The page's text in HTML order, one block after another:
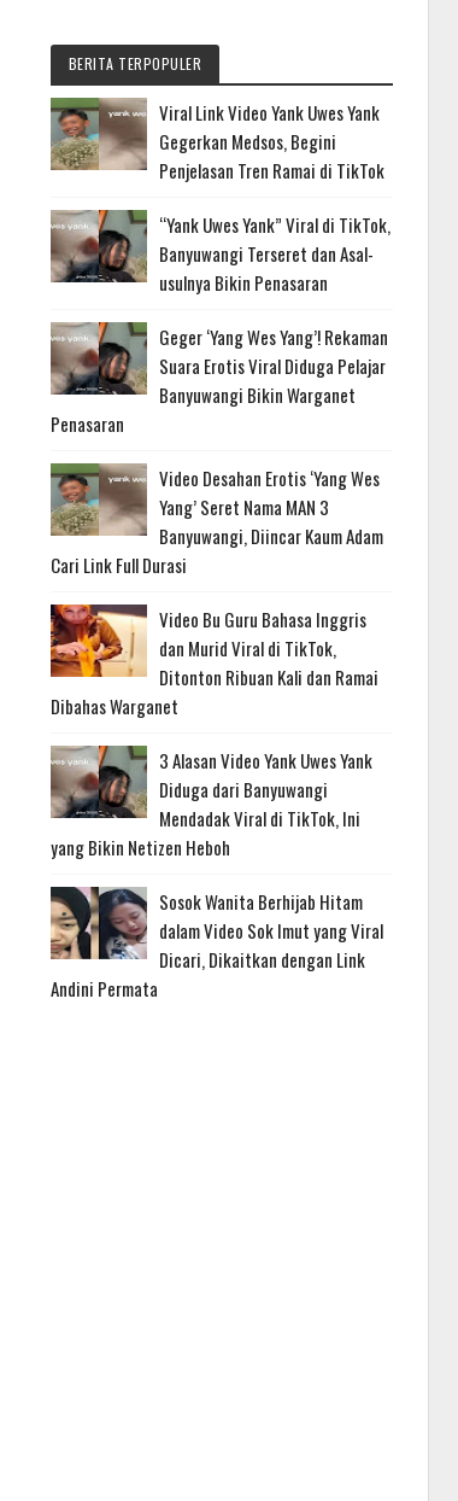
BERITA TERPOPULER
Viral Link Video Yank Uwes Yank
Gegerkan Medsos, Begini
Penjelasan Tren Ramai di TikTok
“Yank Uwes Yank” Viral di TikTok,
Banyuwangi Terseret dan Asal-
usulnya Bikin Penasaran
Geger ‘Yang Wes Yang’! Rekaman
Suara Erotis Viral Diduga Pelajar
Banyuwangi Bikin Warganet
Penasaran
Video Desahan Erotis ‘Yang Wes
Yang’ Seret Nama MAN 3
Banyuwangi, Diincar Kaum Adam
Cari Link Full Durasi
Video Bu Guru Bahasa Inggris
dan Murid Viral di TikTok,
Ditonton Ribuan Kali dan Ramai
Dibahas Warganet
3 Alasan Video Yank Uwes Yank
Diduga dari Banyuwangi
Mendadak Viral di TikTok, Ini
yang Bikin Netizen Heboh
Sosok Wanita Berhijab Hitam
dalam Video Sok Imut yang Viral
Dicari, Dikaitkan dengan Link
Andini Permata